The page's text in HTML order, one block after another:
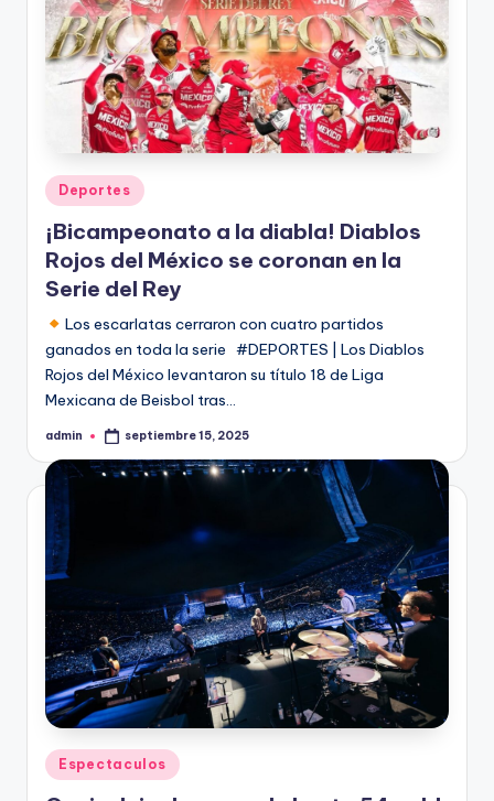
Publicado
en
Deportes
¡Bicampeonato a la diabla! Diablos
Rojos del México se coronan en la
Serie del Rey
Los escarlatas cerraron con cuatro partidos
ganados en toda la serie #DEPORTES | Los Diablos
Rojos del México levantaron su título 18 de Liga
Mexicana de Beisbol tras…
Publicado
admin septiembre 15, 2025
Publicado
en
Espectaculos